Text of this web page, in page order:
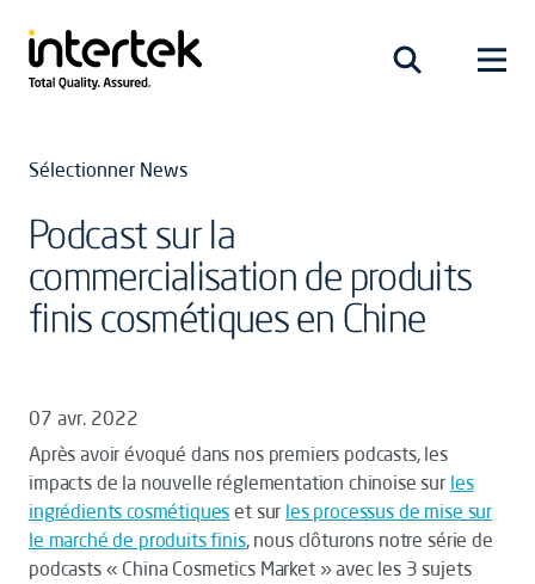
Sélectionner News
Podcast sur la
commercialisation de produits
finis cosmétiques en Chine
07 avr. 2022
Après avoir évoqué dans nos premiers podcasts, les
impacts de la nouvelle réglementation chinoise sur les
ingrédients cosmétiques et sur les processus de mise sur
le marché de produits finis, nous clôturons notre série de
podcasts « China Cosmetics Market » avec les 3 sujets